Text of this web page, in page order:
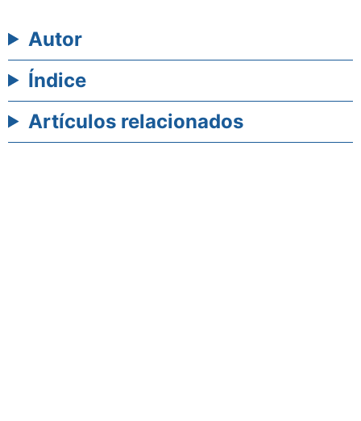
Autor
Índice
Artículos relacionados